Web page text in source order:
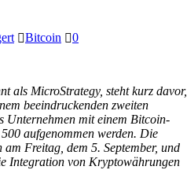
Bitcoin 0
als MicroStrategy, steht kurz davor,
beeindruckenden zweiten
Unternehmen mit einem Bitcoin-
aufgenommen werden. Die
Freitag, dem 5. September, und
Integration von Kryptowährungen